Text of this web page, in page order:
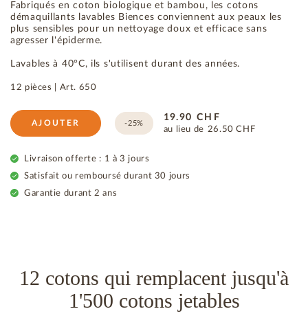
Fabriqués en coton biologique et bambou, les cotons
démaquillants lavables Biences conviennent aux peaux les
plus sensibles pour un nettoyage doux et efficace sans
agresser l'épiderme.
Lavables à 40°C, ils s'utilisent durant des années.
12 pièces | Art. 650
AJOUTER -25%
19.90 CHF
au lieu de 26.50 CHF
Livraison offerte : 1 à 3 jours
Satisfait ou remboursé durant 30 jours
Garantie durant 2 ans
12 cotons qui remplacent jusqu'à
1'500 cotons jetables